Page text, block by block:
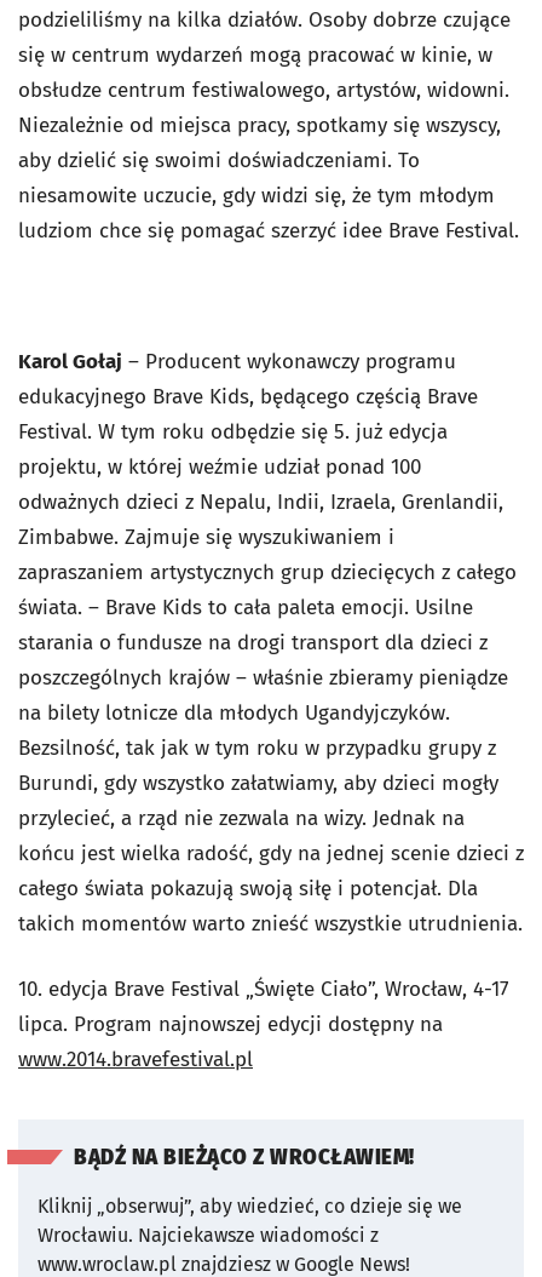
podzieliliśmy na kilka działów. Osoby dobrze czujące
się w centrum wydarzeń mogą pracować w kinie, w
obsłudze centrum festiwalowego, artystów, widowni.
Niezależnie od miejsca pracy, spotkamy się wszyscy,
aby dzielić się swoimi doświadczeniami. To
niesamowite uczucie, gdy widzi się, że tym młodym
ludziom chce się pomagać szerzyć idee Brave Festival.
Karol Gołaj – Producent wykonawczy programu
edukacyjnego Brave Kids, będącego częścią Brave
Festival. W tym roku odbędzie się 5. już edycja
projektu, w której weźmie udział ponad 100
odważnych dzieci z Nepalu, Indii, Izraela, Grenlandii,
Zimbabwe. Zajmuje się wyszukiwaniem i
zapraszaniem artystycznych grup dziecięcych z całego
świata. – Brave Kids to cała paleta emocji. Usilne
starania o fundusze na drogi transport dla dzieci z
poszczególnych krajów – właśnie zbieramy pieniądze
na bilety lotnicze dla młodych Ugandyjczyków.
Bezsilność, tak jak w tym roku w przypadku grupy z
Burundi, gdy wszystko załatwiamy, aby dzieci mogły
przylecieć, a rząd nie zezwala na wizy. Jednak na
końcu jest wielka radość, gdy na jednej scenie dzieci z
całego świata pokazują swoją siłę i potencjał. Dla
takich momentów warto znieść wszystkie utrudnienia.
10. edycja Brave Festival „Święte Ciało”, Wrocław, 4-17
lipca. Program najnowszej edycji dostępny na
www.2014.bravefestival.pl
BĄDŹ NA BIEŻĄCO Z WROCŁAWIEM!
Kliknij „obserwuj”, aby wiedzieć, co dzieje się we
Wrocławiu. Najciekawsze wiadomości z
www.wroclaw.pl znajdziesz w Google News!